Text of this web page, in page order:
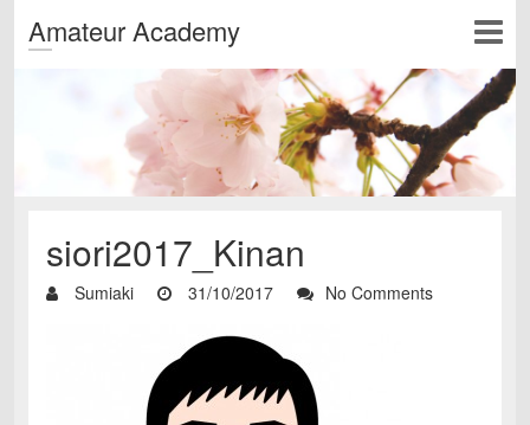
Amateur Academy
siori2017_Kinan
Sumiaki 31/10/2017 No Comments